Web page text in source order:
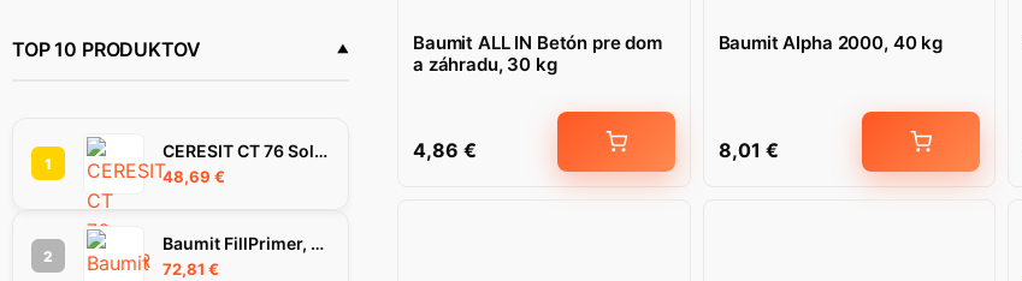
TOP 10 PRODUKTOV
1
CERESIT CT 76 SolarProtect omietka 1.5 mm 25 kg
48,69 €
2
Baumit FillPrimer, 25Kg
72,81 €
Baumit ALL IN Betón pre dom
a záhradu, 30 kg
4,86 €
Baumit Alpha 2000, 40 kg
8,01 €